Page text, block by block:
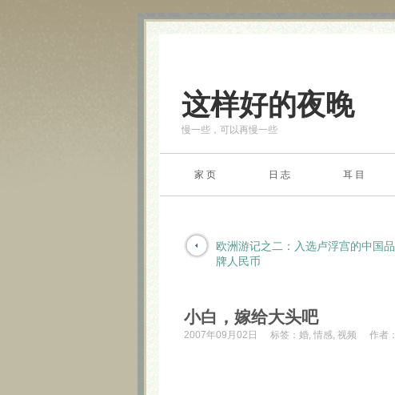
这样好的夜晚
慢一些，可以再慢一些
家 页 日 志 耳 目
欧洲游记之二：入选卢浮宫的中国品
牌人民币
小白，嫁给大头吧
2007年09月02日 标签： 婚, 情感, 视频 作者：